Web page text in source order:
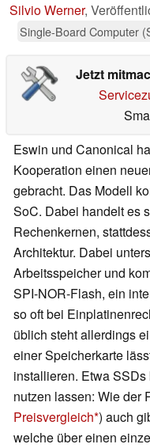
Silvio Werner,
Single-Board Computer
Jetzt
Eswin und Canonical
Kooperation einen
gebracht. Das Modell
SoC. Dabei handelt es
Rechenkernen,
Architektur. Dabei
Arbeitsspeicher und
SPI-NOR-Flash, ein
so oft bei
üblich steht allerdings
einer Speicherkarte
installieren. Etwa
nutzen lassen: Wie der
Preisvergleich ) auch
welche über einen